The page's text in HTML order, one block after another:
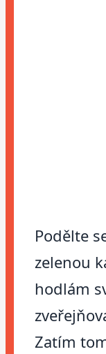
Podělte
zelenou
hodlám
Zatím